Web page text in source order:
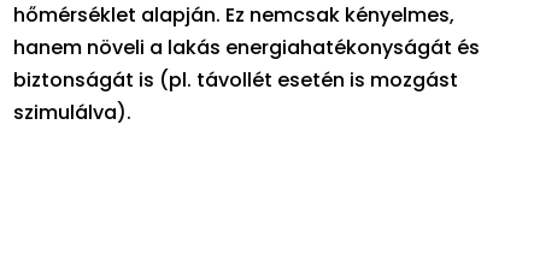
hőmérséklet alapján. Ez nemcsak kényelmes,
hanem növeli a lakás energiahatékonyságát és
biztonságát is (pl. távollét esetén is mozgást
szimulálva).